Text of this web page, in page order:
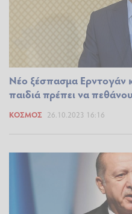
Νέο ξέσπασμα Ερντογάν
παιδιά πρέπει να
ΚΌΣΜΟΣ 26.10.2023 16:16